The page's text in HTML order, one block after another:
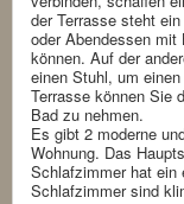
der Terrasse steht
oder Abendessen
können. Auf der
einen Stuhl, um
Terrasse können Sie
Bad zu nehmen.
Es gibt 2 moderne
Wohnung. Das
Schlafzimmer hat ein
Schlafzimmer sind